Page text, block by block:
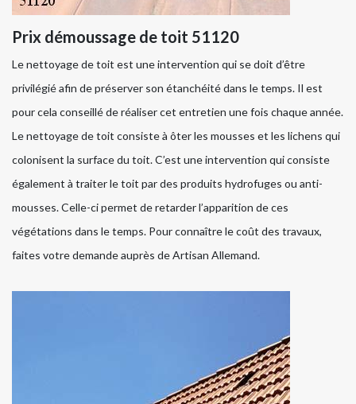
Prix démoussage de toit 51120
Le nettoyage de toit est une intervention qui se doit d’être
privilégié afin de préserver son étanchéité dans le temps. Il est
pour cela conseillé de réaliser cet entretien une fois chaque année.
Le nettoyage de toit consiste à ôter les mousses et les lichens qui
colonisent la surface du toit. C’est une intervention qui consiste
également à traiter le toit par des produits hydrofuges ou anti-
mousses. Celle-ci permet de retarder l’apparition de ces
végétations dans le temps. Pour connaître le coût des travaux,
faites votre demande auprès de Artisan Allemand.